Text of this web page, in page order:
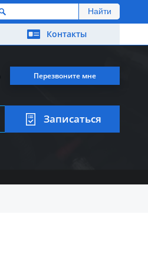
Контакты
Перезвоните мне
Записаться